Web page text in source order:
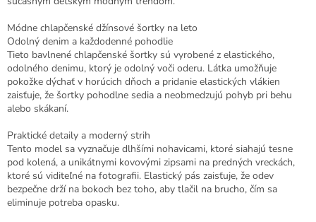
Módne chlapčenské džínsové šortky na leto
Odolný denim a každodenné pohodlie
Tieto bavlnené chlapčenské šortky sú vyrobené z elastického,
odolného denimu, ktorý je odolný voči oderu. Látka umožňuje
pokožke dýchať v horúcich dňoch a pridanie elastických vlákien
zaisťuje, že šortky pohodlne sedia a neobmedzujú pohyb pri behu
alebo skákaní.
Praktické detaily a moderný strih
Tento model sa vyznačuje dlhšími nohavicami, ktoré siahajú tesne
pod kolená, a unikátnymi kovovými zipsami na predných vreckách,
ktoré sú viditeľné na fotografii. Elastický pás zaisťuje, že odev
bezpečne drží na bokoch bez toho, aby tlačil na brucho, čím sa
eliminuje potreba opasku.